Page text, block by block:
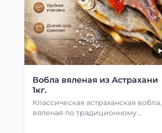
Вобла вяленая из Астрахани
1кг.
Классическая астраханская вобла,
вяленая по традиционному